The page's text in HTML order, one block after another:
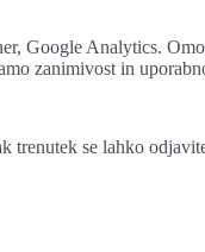
Google Analytics.
zanimivost in
se lahko